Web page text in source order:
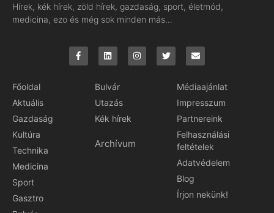
Hírek, kék hírek, zöld hírek, gazdaság, sport, életmód,
medicina, ezo és még sok minden más…
Főoldal
Aktuális
Gazdaság
Kultúra
Technika
Medicina
Sport
Gasztro
Bulvár
Utazás
Kék hírek
Archívum
Médiaajánlat
Impresszum
Partnereink
Felhasználási
feltételek
Adatvédelem
Blog
Írjon nekünk!